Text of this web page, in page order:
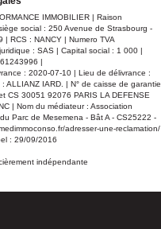
IMMOBILIER | Raison
social : 250 Avenue de Strasbourg -
RCS : NANCY | Numero TVA
: SAS | Capital social : 1 000 |
|
: 2020-07-10 | Lieu de délivrance :
ALLIANZ IARD. | N° de caisse de garantie
CS 30051 92076 PARIS LA DEFENSE
| Nom du médiateur : Association
Parc de Mesemena - Bât A - CS25222 -
adresser-une-reclamation/
: 29/09/2016
indépendante